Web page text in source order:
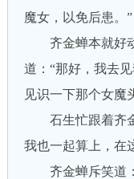
魔女，以免后患。”
齐金蝉本就好动
道：“那好，我去
见识一下那个女魔
石生忙跟着齐金
我也一起算上，在
齐金蝉斥笑道：